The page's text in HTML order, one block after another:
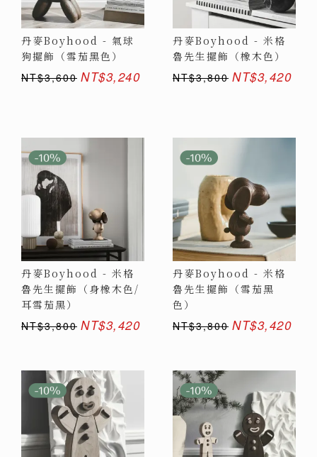
丹麥Boyhood - 氣球
狗擺飾（雪茄黑色）
NT$3,600 NT$3,240
丹麥Boyhood - 米格
魯先生擺飾（橡木色）
NT$3,800 NT$3,420
丹麥Boyhood - 米格
魯先生擺飾（身橡木色/
耳雪茄黑）
NT$3,800 NT$3,420
丹麥Boyhood - 米格
魯先生擺飾（雪茄黑
色）
NT$3,800 NT$3,420